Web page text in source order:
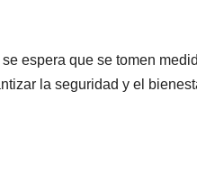
espera que se tomen
la seguridad y el